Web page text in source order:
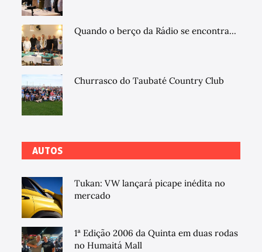
Quando o berço da Rádio se encontra...
Churrasco do Taubaté Country Club
AUTOS
Tukan: VW lançará picape inédita no
mercado
1ª Edição 2006 da Quinta em duas rodas
no Humaitá Mall